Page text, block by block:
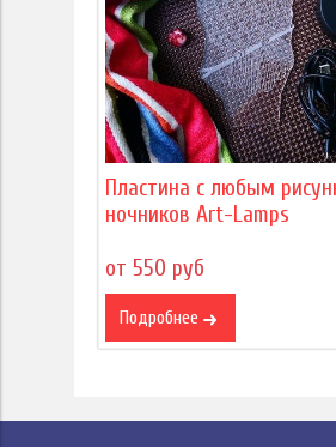
Пластина с любым
ночников Art-Lamps
от 550 руб
Подробнее